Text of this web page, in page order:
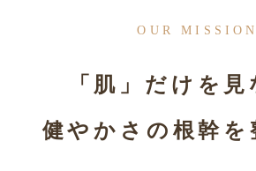
OUR MISSION
「肌」だけを見
健やかさの根幹を